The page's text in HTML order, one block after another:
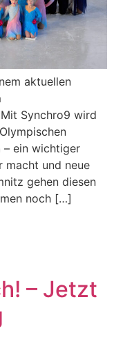
aktuellen
Synchro9 wird
– ein wichtiger
macht und neue
gehen diesen
noch […]
– Jetzt